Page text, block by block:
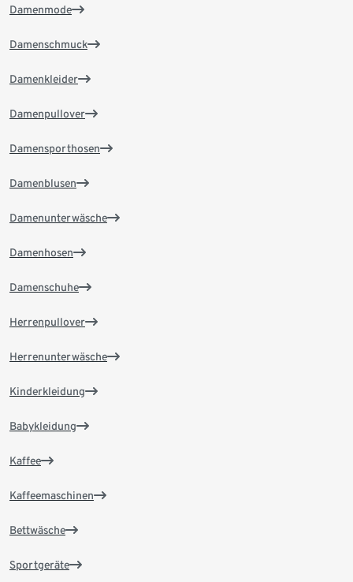
Damenmode
Damenschmuck
Damenkleider
Damenpullover
Damensporthosen
Damenblusen
Damenunterwäsche
Damenhosen
Damenschuhe
Herrenpullover
Herrenunterwäsche
Kinderkleidung
Babykleidung
Kaffee
Kaffeemaschinen
Bettwäsche
Sportgeräte